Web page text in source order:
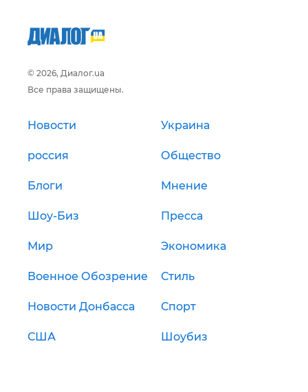
© 2026, Диалог.ua
Все права защищены.
Новости Украина
россия Общество
Блоги Мнение
Шоу-Биз Пресса
Мир Экономика
Военное Обозрение Стиль
Новости Донбасса Спорт
США Шоубиз